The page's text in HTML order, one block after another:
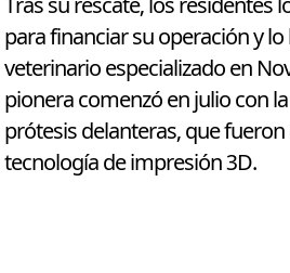
Tras su rescate, los residentes
para financiar su operación y
veterinario especializado en
pionera comenzó en julio con
prótesis delanteras, que
tecnología de impresión 3D.